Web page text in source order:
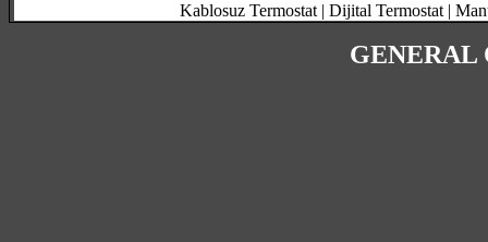
Kablosuz Termostat | Dijital Termostat |
GENERAL